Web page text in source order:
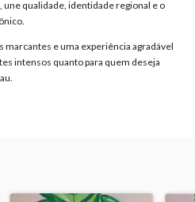
qualidade, identidade regional e o
marcantes e uma experiência agradável
intensos quanto para quem deseja